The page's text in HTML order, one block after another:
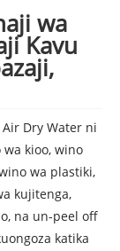
wa
Kavu
Dry Water ni
kioo, wino
wa plastiki,
kujitenga,
na un-peel off
katika